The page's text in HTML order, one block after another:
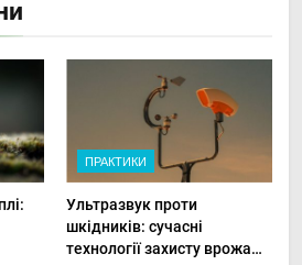
ПРАКТИКИ
Ультразвук проти
шкідників: сучасні
технології захисту врожаю